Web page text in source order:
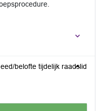
belofte tijdelijk raadslid